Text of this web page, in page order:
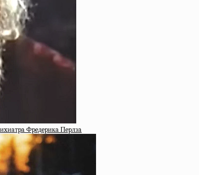
Фpeдepикa Пepлзa